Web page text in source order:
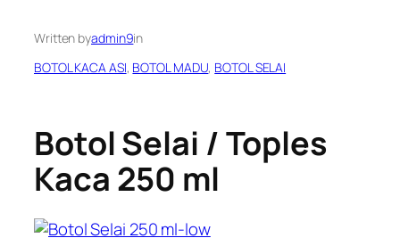
Written byadmin9in
BOTOL KACA ASI, BOTOL MADU, BOTOL SELAI
Botol Selai / Toples
Kaca 250 ml